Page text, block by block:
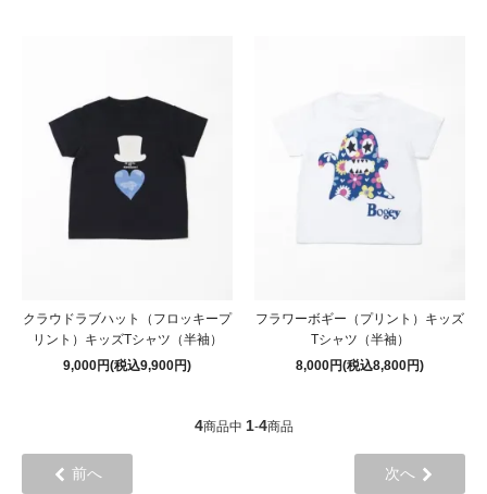
クラウドラブハット（フロッキープ
リント）キッズTシャツ（半袖）
9,000円(税込9,900円)
フラワーボギー（プリント）キッズ
Tシャツ（半袖）
8,000円(税込8,800円)
4商品中 1-4商品
前へ 次へ